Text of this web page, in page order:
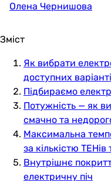
Олена Чернишова
Зміст
Як вибрати
доступних
Підбираємо
Потужність — як
смачно та
Максимальна
за кількістю
Внутрішнє
електричну піч